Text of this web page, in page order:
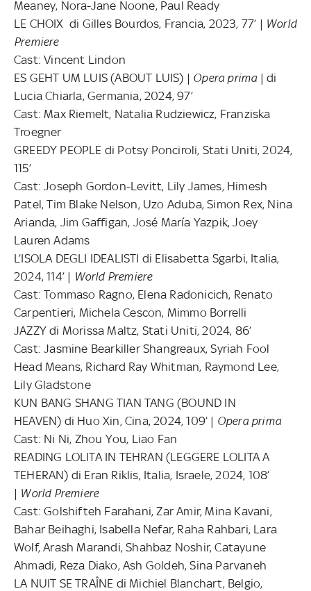
Meaney, Nora-Jane Noone, Paul Ready
LE CHOIX di Gilles Bourdos, Francia, 2023, 77’ | World
Premiere
Cast: Vincent Lindon
ES GEHT UM LUIS (ABOUT LUIS) | Opera prima| di
Lucia Chiarla, Germania, 2024, 97’
Cast: Max Riemelt, Natalia Rudziewicz, Franziska
Troegner
GREEDY PEOPLE di Potsy Ponciroli, Stati Uniti, 2024,
115’
Cast: Joseph Gordon-Levitt, Lily James, Himesh
Patel, Tim Blake Nelson, Uzo Aduba, Simon Rex, Nina
Arianda, Jim Gaffigan, José María Yazpik, Joey
Lauren Adams
L’ISOLA DEGLI IDEALISTI di Elisabetta Sgarbi, Italia,
2024, 114’ | World Premiere
Cast: Tommaso Ragno, Elena Radonicich, Renato
Carpentieri, Michela Cescon, Mimmo Borrelli
JAZZY di Morissa Maltz, Stati Uniti, 2024, 86’
Cast: Jasmine Bearkiller Shangreaux, Syriah Fool
Head Means, Richard Ray Whitman, Raymond Lee,
Lily Gladstone
KUN BANG SHANG TIAN TANG (BOUND IN
HEAVEN) di Huo Xin, Cina, 2024, 109’ | Opera prima
Cast: Ni Ni, Zhou You, Liao Fan
READING LOLITA IN TEHRAN (LEGGERE LOLITA A
TEHERAN) di Eran Riklis, Italia, Israele, 2024, 108’
| World Premiere
Cast: Golshifteh Farahani, Zar Amir, Mina Kavani,
Bahar Beihaghi, Isabella Nefar, Raha Rahbari, Lara
Wolf, Arash Marandi, Shahbaz Noshir, Catayune
Ahmadi, Reza Diako, Ash Goldeh, Sina Parvaneh
LA NUIT SE TRAÎNE di Michiel Blanchart, Belgio,